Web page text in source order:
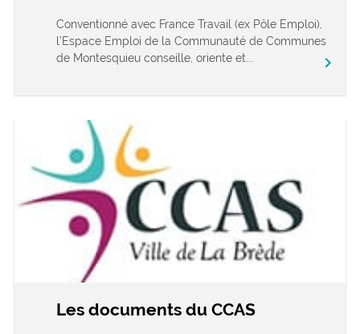
Conventionné avec France Travail (ex Pôle Emploi),
l’Espace Emploi de la Communauté de Communes
de Montesquieu conseille, oriente et...
chevron_right
Les documents du CCAS